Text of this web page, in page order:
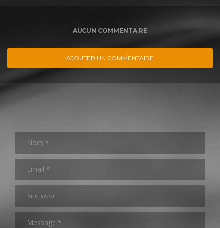
AUCUN COMMENTAIRE
AJOUTER UN COMMENTAIRE